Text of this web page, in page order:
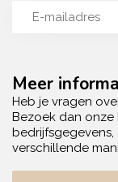
Meer
Heb je vragen
Bezoek dan onze
verschillende